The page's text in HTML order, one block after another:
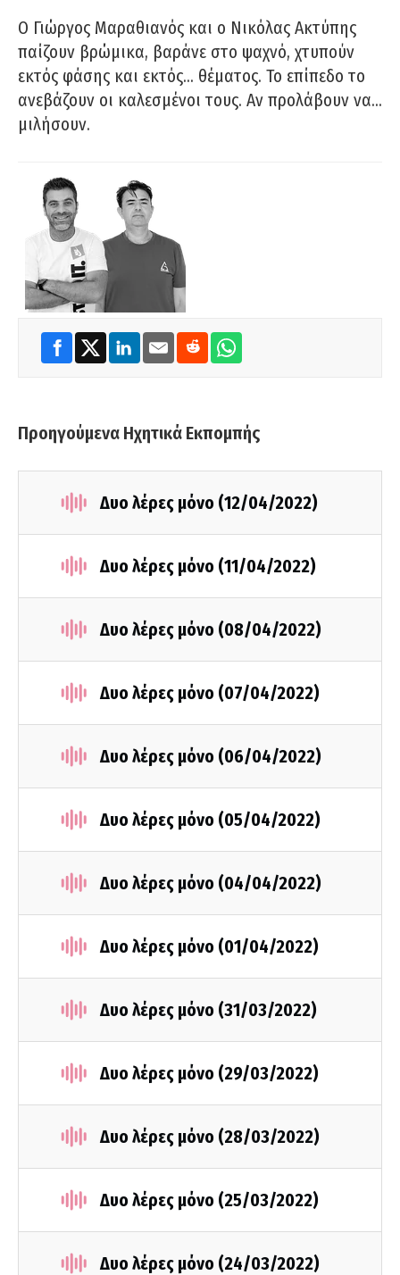
Ο Γιώργος Μαραθιανός και ο Νικόλας Ακτύπης
παίζουν βρώμικα, βαράνε στο ψαχνό, χτυπούν
εκτός φάσης και εκτός… θέματος. Το επίπεδο το
ανεβάζουν οι καλεσμένοι τους. Αν προλάβουν να…
μιλήσουν.
Προηγούμενα Ηχητικά Εκπομπής
Δυο λέρες μόνο (12/04/2022)
Δυο λέρες μόνο (11/04/2022)
Δυο λέρες μόνο (08/04/2022)
Δυο λέρες μόνο (07/04/2022)
Δυο λέρες μόνο (06/04/2022)
Δυο λέρες μόνο (05/04/2022)
Δυο λέρες μόνο (04/04/2022)
Δυο λέρες μόνο (01/04/2022)
Δυο λέρες μόνο (31/03/2022)
Δυο λέρες μόνο (29/03/2022)
Δυο λέρες μόνο (28/03/2022)
Δυο λέρες μόνο (25/03/2022)
Δυο λέρες μόνο (24/03/2022)